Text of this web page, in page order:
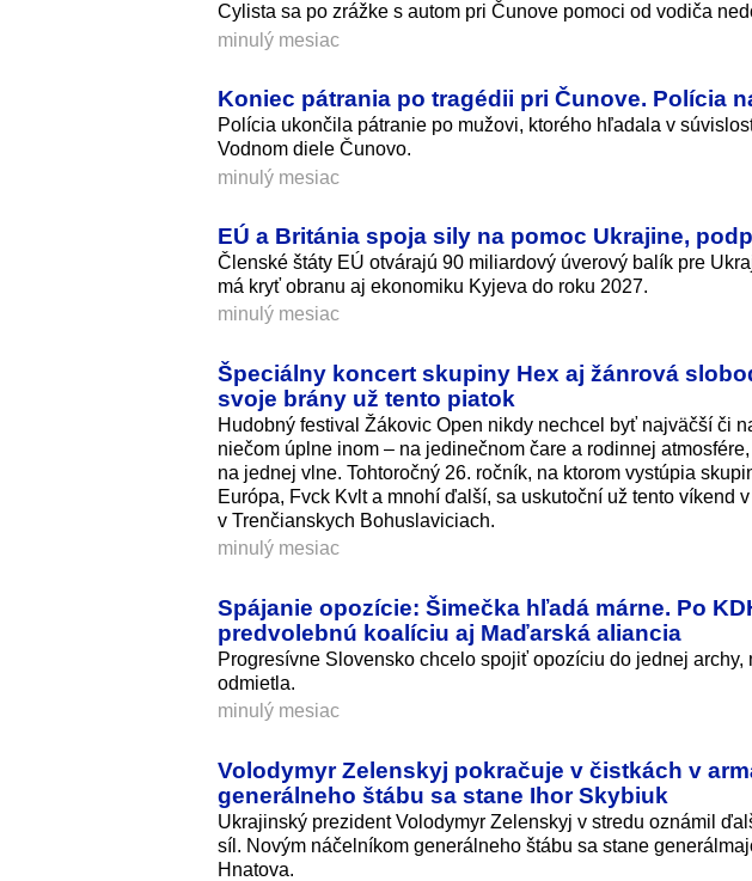
Cylista sa po zrážke s autom pri Čunove pomoci od vodiča
minulý mesiac
Koniec pátrania po tragédii pri Čunove. Polícia
Polícia ukončila pátranie po mužovi, ktorého hľadala v
Vodnom diele Čunovo.
minulý mesiac
EÚ a Británia spoja sily na pomoc Ukrajine,
Členské štáty EÚ otvárajú 90 miliardový úverový balík pre
má kryť obranu aj ekonomiku Kyjeva do roku 2027.
minulý mesiac
Špeciálny koncert skupiny Hex aj žánrová
svoje brány už tento piatok
Hudobný festival Žákovic Open nikdy nechcel byť najväčší či
niečom úplne inom – na jedinečnom čare a rodinnej
na jednej vlne. Tohtoročný 26. ročník, na ktorom vystúpia
Európa, Fvck Kvlt a mnohí ďalší, sa uskutoční už tento víkend
v Trenčianskych Bohuslaviciach.
minulý mesiac
Spájanie opozície: Šimečka hľadá márne. Po
predvolebnú koalíciu aj Maďarská aliancia
Progresívne Slovensko chcelo spojiť opozíciu do jednej
odmietla.
minulý mesiac
Volodymyr Zelenskyj pokračuje v čistkách v
generálneho štábu sa stane Ihor Skybiuk
Ukrajinský prezident Volodymyr Zelenskyj v stredu oznámil
síl. Novým náčelníkom generálneho štábu sa stane
Hnatova.